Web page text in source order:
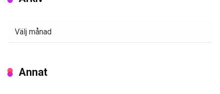
Annat